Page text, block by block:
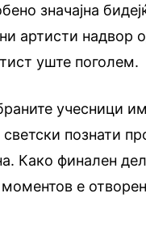
значајна
артисти надвор
уште поголем.
учесници
познати
Како финален
е